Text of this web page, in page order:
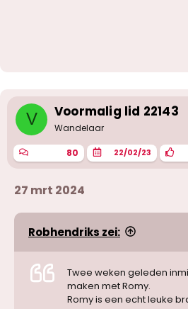
V Voormalig lid 22143
Wandelaar
80 22/02/23
27 mrt 2024
Robhendriks zei:
Twee weken geleden
maken met Romy.
Romy is een echt leuke